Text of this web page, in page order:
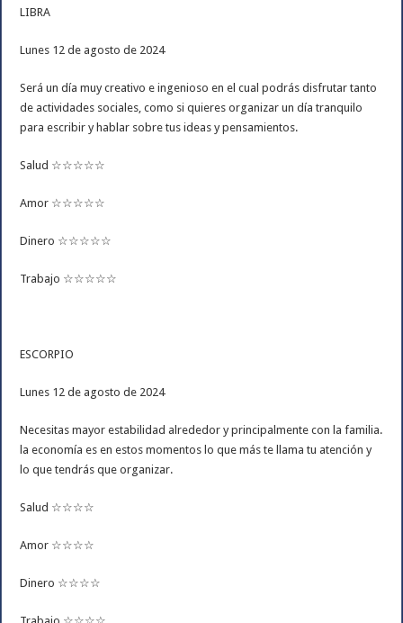
LIBRA
Lunes 12 de agosto de 2024
Será un día muy creativo e ingenioso en el cual podrás disfrutar tanto
de actividades sociales, como si quieres organizar un día tranquilo
para escribir y hablar sobre tus ideas y pensamientos.
Salud ☆☆☆☆☆
Amor ☆☆☆☆☆
Dinero ☆☆☆☆☆
Trabajo ☆☆☆☆☆
ESCORPIO
Lunes 12 de agosto de 2024
Necesitas mayor estabilidad alrededor y principalmente con la familia.
la economía es en estos momentos lo que más te llama tu atención y
lo que tendrás que organizar.
Salud ☆☆☆☆
Amor ☆☆☆☆
Dinero ☆☆☆☆